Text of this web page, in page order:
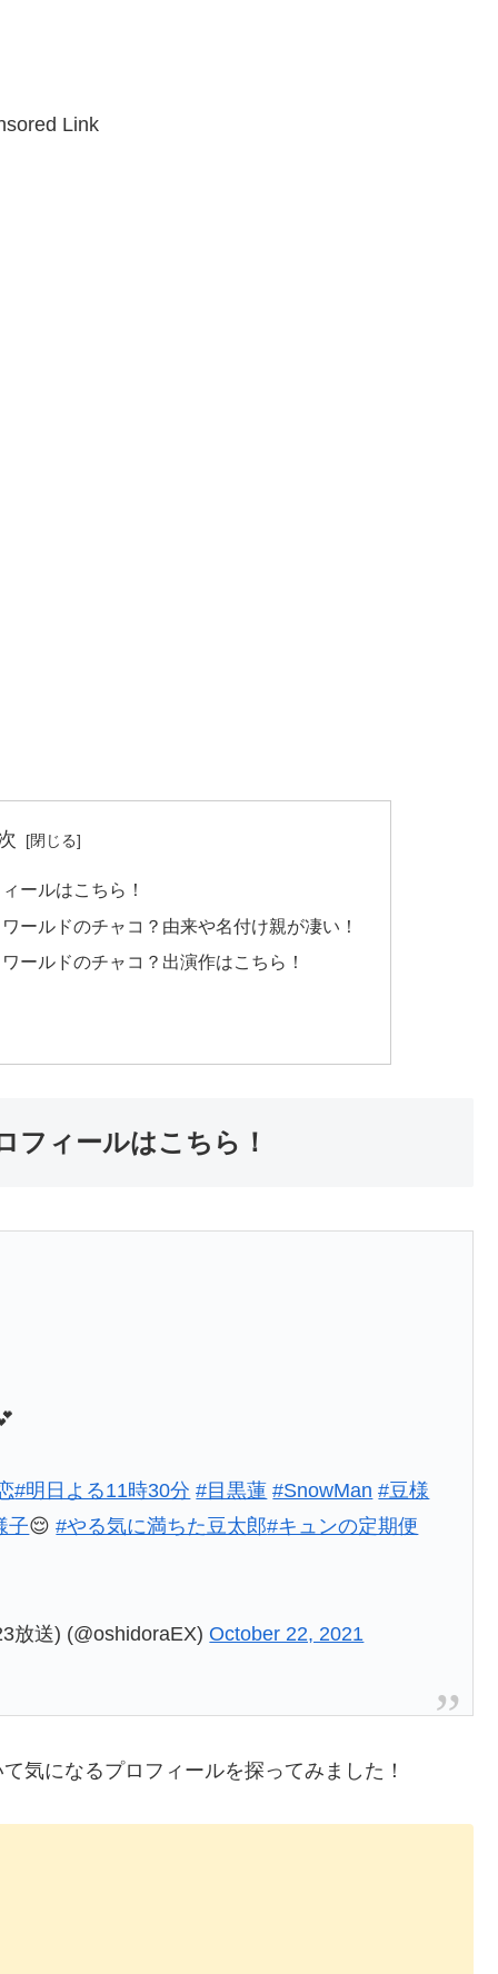
Link
ールはこちら！
ールドのチャコ？由来や名付け親が凄い！
ールドのチャコ？出演作はこちら！
フィールはこちら！
#明日よる11時30分 #目黒蓮 #SnowMan #豆様
子😌#やる気に満ちた豆太郎#キュンの定期便
放送) (@oshidoraEX)October 22, 2021
気になるプロフィールを探ってみました！